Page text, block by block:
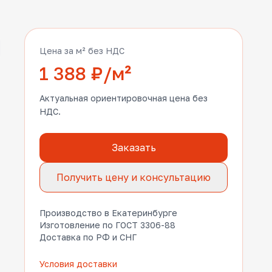
Цена за м² без НДС
1 388 ₽/м²
Актуальная ориентировочная цена без
НДС.
Заказать
Получить цену и консультацию
Производство в Екатеринбурге
Изготовление по ГОСТ 3306-88
Доставка по РФ и СНГ
Условия доставки